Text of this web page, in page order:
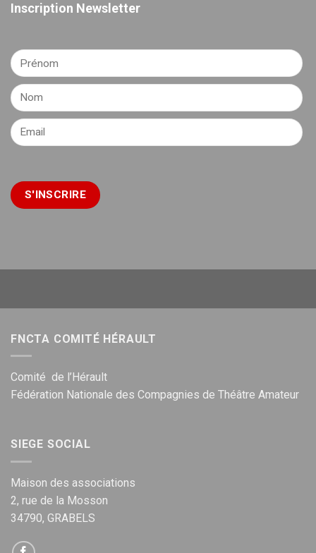
Inscription Newsletter
FNCTA COMITÉ HÉRAULT
Comité de l’Hérault
Fédération Nationale des Compagnies de Théâtre Amateur
SIEGE SOCIAL
Maison des associations
2, rue de la Mosson
34790, GRABELS